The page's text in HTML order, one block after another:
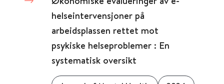
helseintervensjoner på
arbeidsplassen rettet mot
psykiske helseproblemer : En
systematisk oversikt